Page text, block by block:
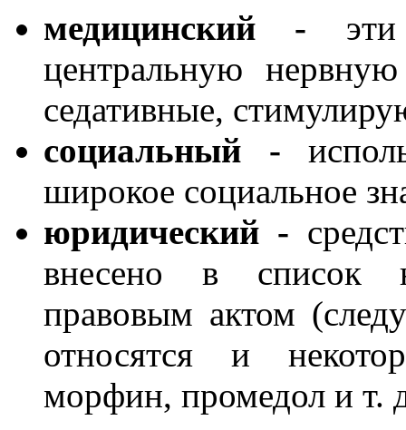
медицинский - эти
центральную
седативные,
социальный -
широкое социальное
юридический -
внесено в список
правовым актом
относятся и
морфин, промедол и т.